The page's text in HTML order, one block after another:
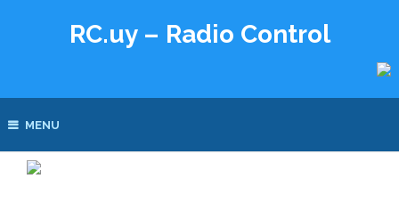
RC.uy – Radio Control
MENU